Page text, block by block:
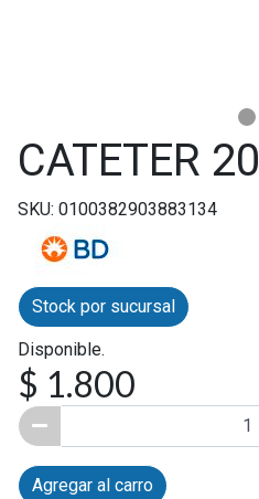
CATETER 20
SKU: 0100382903883134
Stock por sucursal
Disponible.
$ 1.800
Agregar al carro